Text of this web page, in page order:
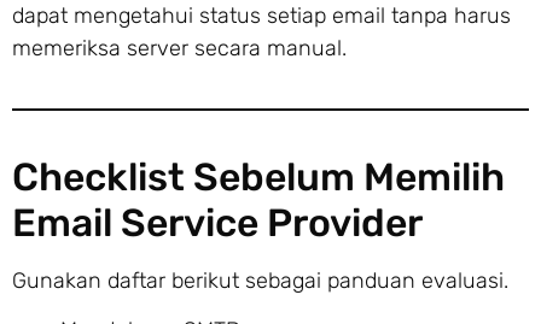
dapat mengetahui status setiap email tanpa harus
memeriksa server secara manual.
Checklist Sebelum Memilih
Email Service Provider
Gunakan daftar berikut sebagai panduan evaluasi.